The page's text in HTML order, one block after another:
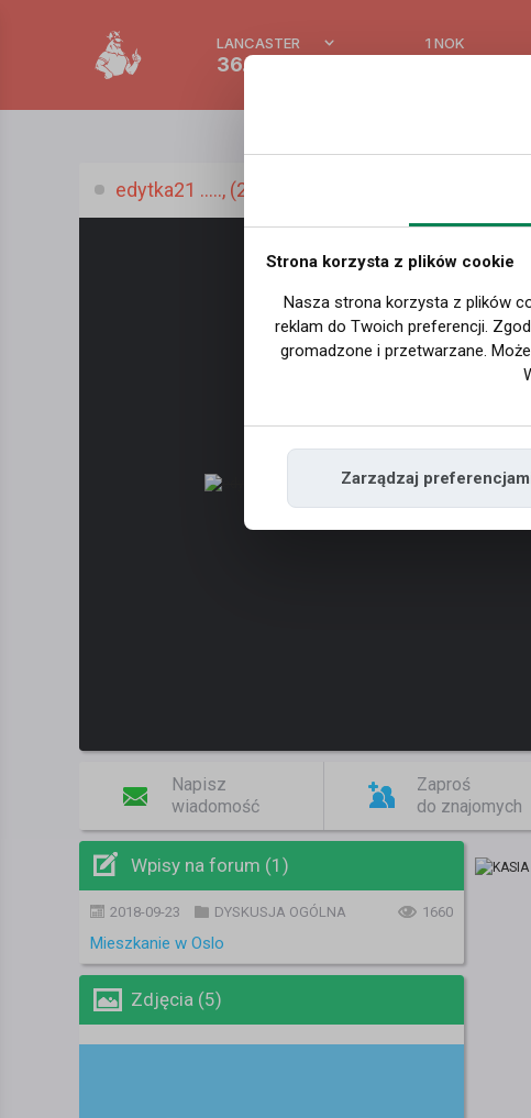
LANCASTER
36.5 °C
1 NOK
edytka21 ....., (28 l.)
Napisz
wiadomość
Zaproś
do znajomych
Wpisy na forum (1)
2018-09-23 DYSKUSJA OGÓLNA 1660
Mieszkanie w Oslo
Zdjęcia (5)
Strona korzysta z plików cookie
Nasza strona korzysta z plików
reklam do Twoich preferencji.
gromadzone i przetwarzane.
Zarządzaj